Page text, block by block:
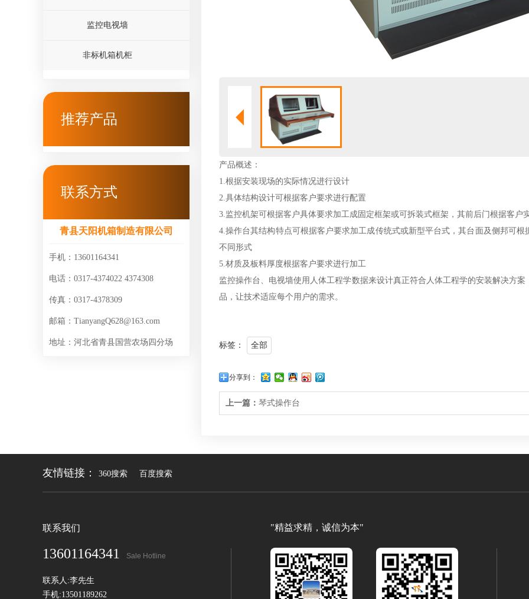
监控电视墙
非标机箱机柜
推荐产品
联系方式
青县天阳机箱制造有限公司
手机：13601164341
电话：0317-4374022 4374308
传真：0317-4378309
邮箱：TianyangQ628@163.com
地址：河北省青县国营农场四分场
产品概述：
1.根据安装现场的实际情况进行设计
2.具体结构设计可根据客户要求进行配置
3.监控机架可根据客户具体要求加工成固定框架或可拆装式框架，其前后门根据客户
4.操作台其结构特点可根据客户要求加工成传统式或新型平台式，其台面及侧邦可
不同形式
5.材质及板料厚度根据客户要求进行加工
监控操作台、电视墙使用人体工程学数据来设计真正符合人体工程学的安装解决方
品，让技术适应每个用户的需求。
标签： 全部
分享到：
上一篇： 琴式操作台
友情链接： 360搜索 百度搜索
联系我们
13601164341 Sale Hotline
联系人:李先生
手机:13501189262
"精益求精，诚信为本"